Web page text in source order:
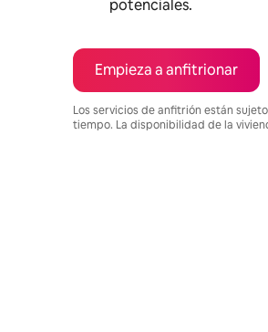
potenciales.
Empieza a anfitrionar
Los servicios de anfitrión están
tiempo. La disponibilidad de la